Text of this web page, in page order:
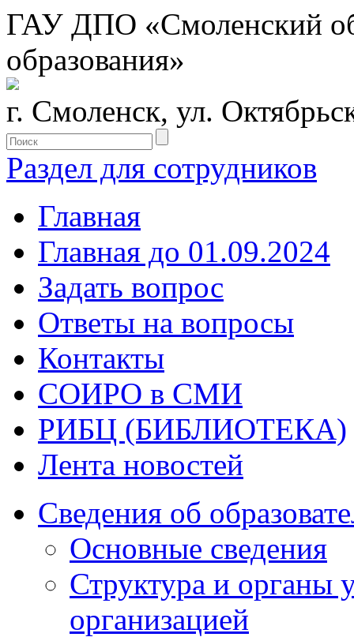
ГАУ ДПО «Смоленский
образования»
г. Смоленск, ул.
Раздел для сотрудников
Главная
Главная до 01.09.2024
Задать вопрос
Ответы на вопросы
Контакты
СОИРО в СМИ
РИБЦ (БИБЛИОТЕКА)
Лента новостей
Сведения об
Основные сведения
Структура и органы
организацией